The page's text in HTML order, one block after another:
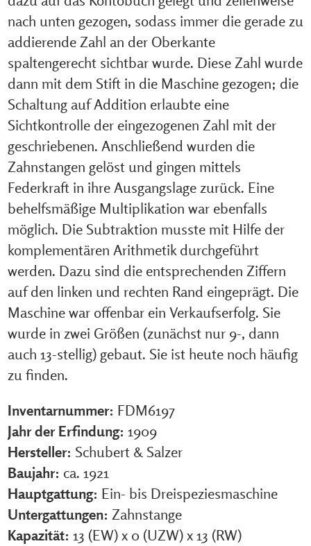
nach unten gezogen, sodass immer die gerade zu
addierende Zahl an der Oberkante
spaltengerecht sichtbar wurde. Diese Zahl wurde
dann mit dem Stift in die Maschine gezogen; die
Schaltung auf Addition erlaubte eine
Sichtkontrolle der eingezogenen Zahl mit der
geschriebenen. Anschließend wurden die
Zahnstangen gelöst und gingen mittels
Federkraft in ihre Ausgangslage zurück. Eine
behelfsmäßige Multiplikation war ebenfalls
möglich. Die Subtraktion musste mit Hilfe der
komplementären Arithmetik durchgeführt
werden. Dazu sind die entsprechenden Ziffern
auf den linken und rechten Rand eingeprägt. Die
Maschine war offenbar ein Verkaufserfolg. Sie
wurde in zwei Größen (zunächst nur 9-, dann
auch 13-stellig) gebaut. Sie ist heute noch häufig
zu finden.
Inventarnummer: FDM6197
Jahr der Erfindung: 1909
Hersteller: Schubert & Salzer
Baujahr: ca. 1921
Hauptgattung: Ein- bis Dreispeziesmaschine
Untergattungen: Zahnstange
Kapazität: 13 (EW) x 0 (UZW) x 13 (RW)